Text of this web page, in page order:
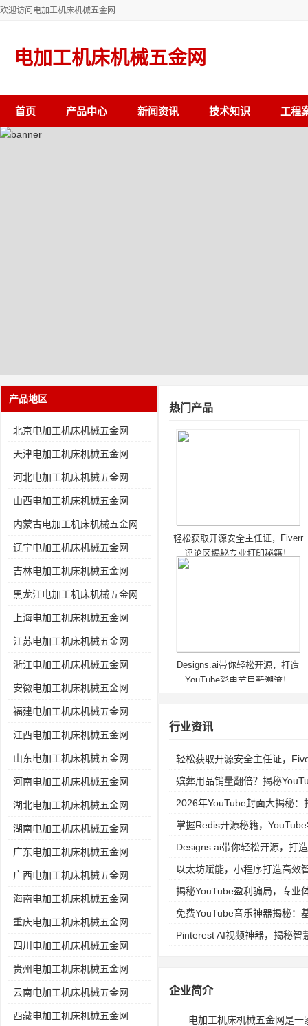
欢迎访问电加工机床机械五金网
电加工机床机械五金网
首页 产品中心 新闻资讯 技术知识 工程
产品地区
北京电加工机床机械五金网
天津电加工机床机械五金网
河北电加工机床机械五金网
山西电加工机床机械五金网
内蒙古电加工机床机械五金网
辽宁电加工机床机械五金网
吉林电加工机床机械五金网
黑龙江电加工机床机械五金网
上海电加工机床机械五金网
江苏电加工机床机械五金网
浙江电加工机床机械五金网
安徽电加工机床机械五金网
福建电加工机床机械五金网
江西电加工机床机械五金网
山东电加工机床机械五金网
河南电加工机床机械五金网
湖北电加工机床机械五金网
湖南电加工机床机械五金网
广东电加工机床机械五金网
广西电加工机床机械五金网
海南电加工机床机械五金网
重庆电加工机床机械五金网
四川电加工机床机械五金网
贵州电加工机床机械五金网
云南电加工机床机械五金网
西藏电加工机床机械五金网
热门产品
轻松获取开源安全主任证，Fiverr
评论区揭秘专业打印秘籍！
Designs.ai带你轻松开源，打造
YouTube彩电节目新潮流！
行业资讯
轻松获取开源安全主任证，
殡葬用品销量翻倍？揭秘
2026年YouTube封面大揭秘
掌握Redis开源秘籍，
Designs.ai带你轻松开源，打
以太坊赋能，小程序打造高效
揭秘YouTube盈利骗局，专业
免费YouTube音乐神器揭秘：
Pinterest AI视频神器，揭秘智
企业简介
电加工机床机械五金网是